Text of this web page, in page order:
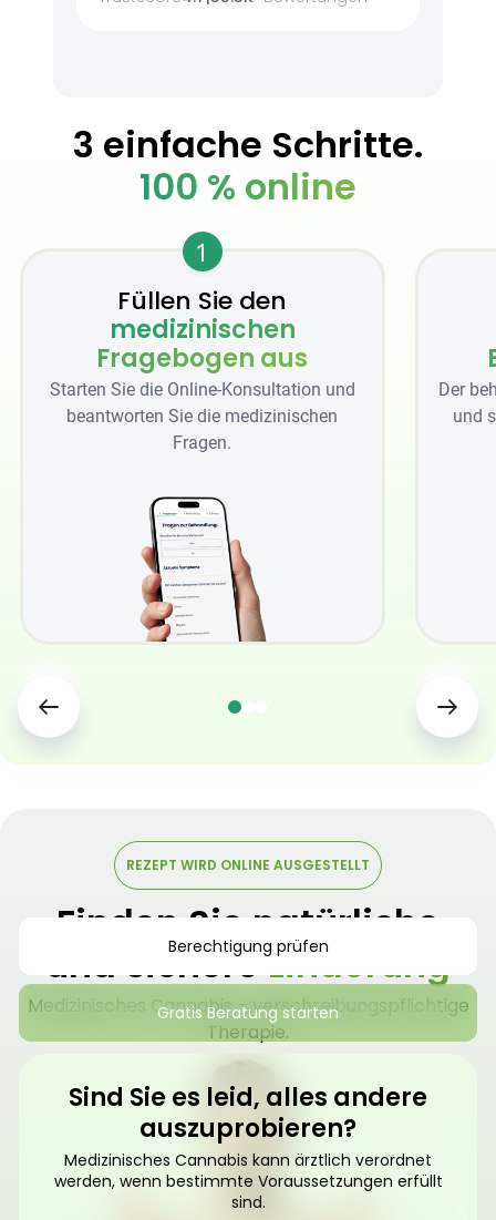
3 einfache Schritte.
100 % online
1
Füllen Sie den
medizinischen
Fragebogen aus
Starten Sie die Online-Konsultation und
beantworten Sie die medizinischen
Fragen.
Der
und
REZEPT WIRD ONLINE AUSGESTELLT
Finden Sie natürliche
und sichereLinderung
Medizinisches Cannabis – verschreibungspflichtige
Therapie.
Berechtigung prüfen
Gratis Beratung starten
Sind Sie es leid, alles andere
auszuprobieren?
Medizinisches Cannabis kann ärztlich verordnet
werden, wenn bestimmte Voraussetzungen erfüllt
sind.